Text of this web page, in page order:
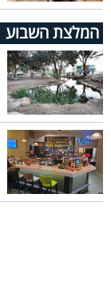
המלצת השבוע